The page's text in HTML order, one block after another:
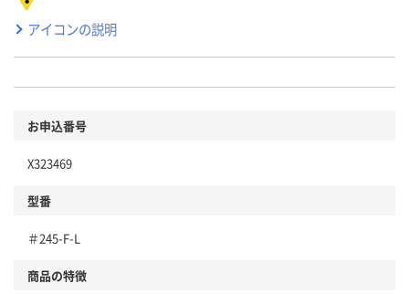
アイコンの説明
お申込番号
X323469
型番
＃245-F-L
商品の特徴